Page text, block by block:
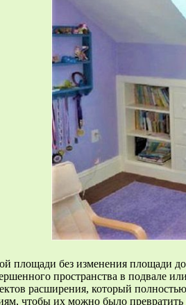
площади без изменения площади
пространства в подвале
расширения, который
чтобы их можно было